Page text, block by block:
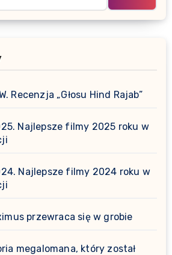
Recenzja „Głosu Hind Rajab”
Najlepsze filmy 2025 roku w
Najlepsze filmy 2024 roku w
przewraca się w grobie
megalomana, który został